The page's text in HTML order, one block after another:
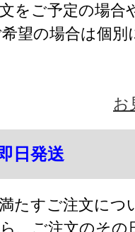
をご予定の場合
望の場合は個別
お
日発送
たすご注文につ
、ご注文のそ